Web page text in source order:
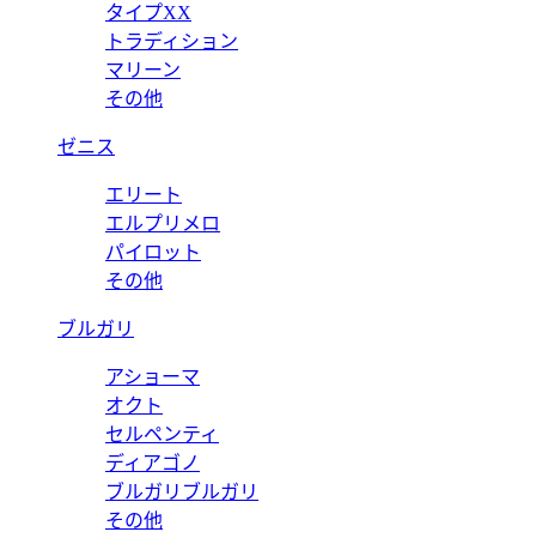
タイプXX
トラディション
マリーン
その他
ゼニス
エリート
エルプリメロ
パイロット
その他
ブルガリ
アショーマ
オクト
セルペンティ
ディアゴノ
ブルガリブルガリ
その他